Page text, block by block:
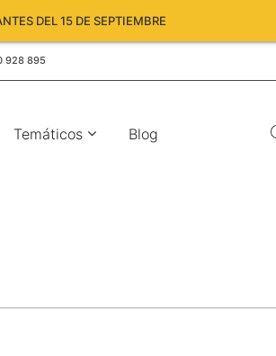
DEL 15 DE SEPTIEMBRE
928 895
Temáticos Blog